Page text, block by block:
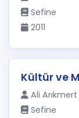
Sefine
2011
Kültür ve
Ali Arıkmert
Sefine